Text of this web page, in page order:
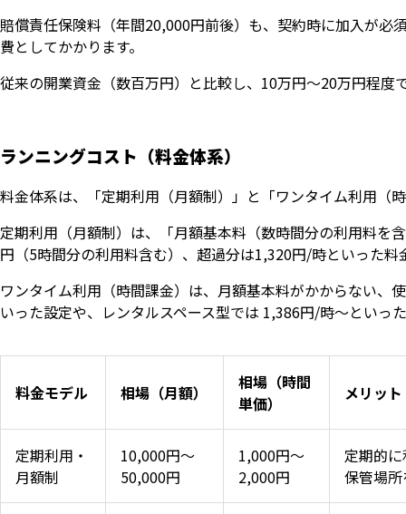
賠償責任保険料（年間20,000円前後）も、契約時に加入が必
費としてかかります。
従来の開業資金（数百万円）と比較し、10万円〜20万円程度
ランニングコスト（料金体系）
料金体系は、「定期利用（月額制）」と「ワンタイム利用（
定期利用（月額制）は、「月額基本料（数時間分の利用料を
円（5時間分の利用料含む）、超過分は1,320円/時といった料
ワンタイム利用（時間課金）は、月額基本料がかからない
いった設定や、レンタルスペース型では 1,386円/時〜といっ
料金モデル 相場（月額）
相場（時間
単価）
メリット
定期利用・
月額制
10,000円〜
50,000円
1,000円〜
2,000円
定期的
保管場